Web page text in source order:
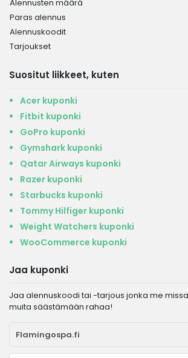
Alennusten määrä
Paras alennus
Alennuskoodit
Tarjoukset
Suositut liikkeet, kuten
Acer kuponki
Fitbit kuponki
GoPro kuponki
Gymshark kuponki
Qatar Airways kuponki
Razer kuponki
Starbucks kuponki
Tommy Hilfiger kuponki
Weight Watchers kuponki
WooCommerce kuponki
Jaa kuponki
Jaa alennuskoodi tai -tarjous jonka me
muita säästämään rahaa!